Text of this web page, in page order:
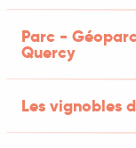
Parc -
Quercy
Les vignobles